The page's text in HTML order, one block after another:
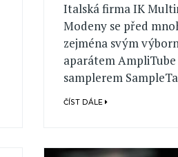
Italská firma IK
Modeny se před
zejména svým
aparátem
samplerem
ČÍST DÁLE